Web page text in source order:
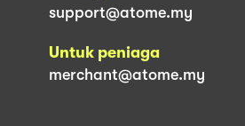
support@atome.my
Untuk peniaga
merchant@atome.my